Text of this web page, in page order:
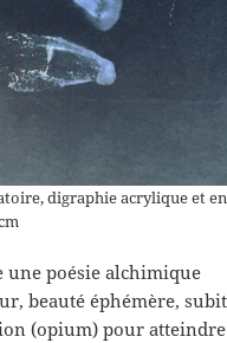
digraphie acrylique et
une poésie alchimique
beauté éphémère,
(opium) pour